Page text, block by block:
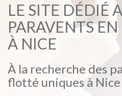
LE SITE DÉDIÉ
PARAVENTS
À NICE
À la recherche des
flotté uniques à Nice